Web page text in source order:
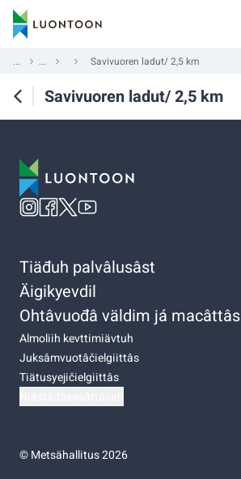
... ... Savivuoren ladut/ 2,5 km
Savivuoren ladut/ 2,5 km
Tiäđuh palvâlusâst
Äigikyevdil
Ohtâvuođâ väldim já macâttâs
Almoliih kevttimiävtuh
Juksâmvuotâčielgiittâs
Tiätusyejičielgiittâs
©Metsähallitus 2026